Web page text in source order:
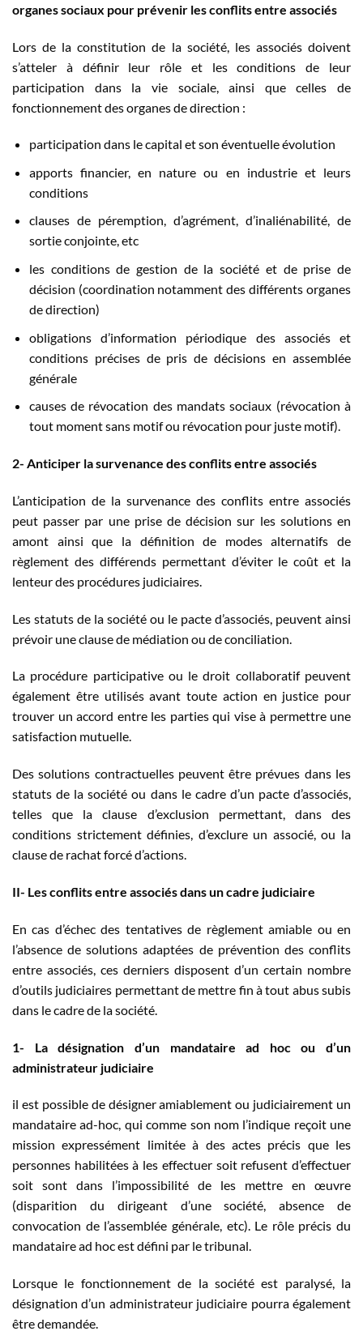
organes sociaux pour prévenir les conflits entre associés
Lors de la constitution de la société, les associés doivent
s’atteler à définir leur rôle et les conditions de leur
participation dans la vie sociale, ainsi que celles de
fonctionnement des organes de direction :
participation dans le capital et son éventuelle évolution
apports financier, en nature ou en industrie et leurs
conditions
clauses de péremption, d’agrément, d’inaliénabilité, de
sortie conjointe, etc
les conditions de gestion de la société et de prise de
décision (coordination notamment des différents organes
de direction)
obligations d’information périodique des associés et
conditions précises de pris de décisions en assemblée
générale
causes de révocation des mandats sociaux (révocation à
tout moment sans motif ou révocation pour juste motif).
2- Anticiper la survenance des conflits entre associés
L’anticipation de la survenance des conflits entre associés
peut passer par une prise de décision sur les solutions en
amont ainsi que la définition de modes alternatifs de
règlement des différends permettant d’éviter le coût et la
lenteur des procédures judiciaires.
Les statuts de la société ou le pacte d’associés, peuvent ainsi
prévoir une clause de médiation ou de conciliation.
La procédure participative ou le droit collaboratif peuvent
également être utilisés avant toute action en justice pour
trouver un accord entre les parties qui vise à permettre une
satisfaction mutuelle.
Des solutions contractuelles peuvent être prévues dans les
statuts de la société ou dans le cadre d’un pacte d’associés,
telles que la clause d’exclusion permettant, dans des
conditions strictement définies, d’exclure un associé, ou la
clause de rachat forcé d’actions.
II- Les conflits entre associés dans un cadre judiciaire
En cas d’échec des tentatives de règlement amiable ou en
l’absence de solutions adaptées de prévention des conflits
entre associés, ces derniers disposent d’un certain nombre
d’outils judiciaires permettant de mettre fin à tout abus subis
dans le cadre de la société.
1- La désignation d’un mandataire ad hoc ou d’un
administrateur judiciaire
il est possible de désigner amiablement ou judiciairement un
mandataire ad-hoc, qui comme son nom l’indique reçoit une
mission expressément limitée à des actes précis que les
personnes habilitées à les effectuer soit refusent d’effectuer
soit sont dans l’impossibilité de les mettre en œuvre
(disparition du dirigeant d’une société, absence de
convocation de l’assemblée générale, etc). Le rôle précis du
mandataire ad hoc est défini par le tribunal.
Lorsque le fonctionnement de la société est paralysé, la
désignation d’un administrateur judiciaire pourra également
être demandée.